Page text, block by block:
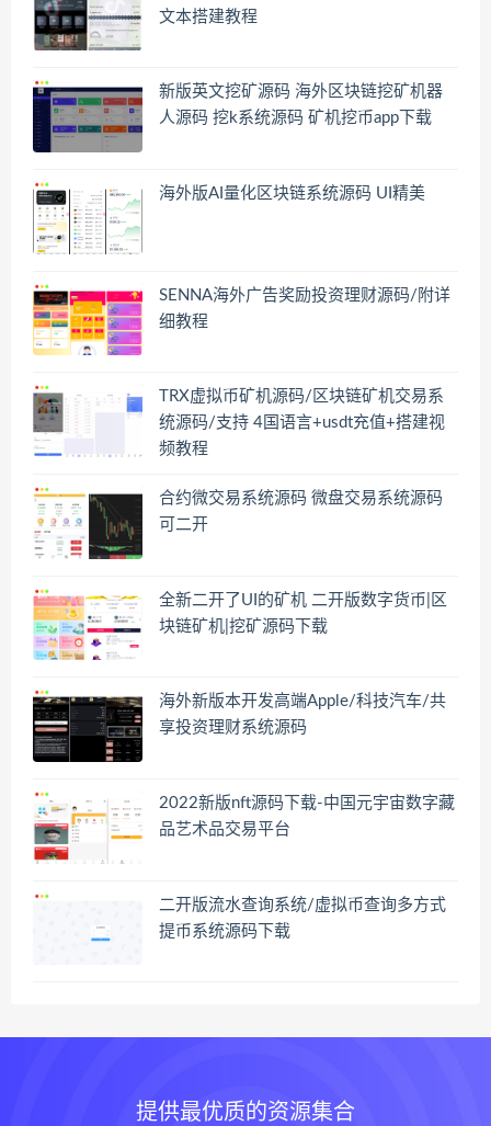
文本搭建教程
新版英文挖矿源码 海外区块链挖矿机器
人源码 挖k系统源码 矿机挖币app下载
海外版AI量化区块链系统源码 UI精美
SENNA海外广告奖励投资理财源码/附详
细教程
TRX虚拟币矿机源码/区块链矿机交易系
统源码/支持 4国语言+usdt充值+搭建视
频教程
合约微交易系统源码 微盘交易系统源码
可二开
全新二开了UI的矿机 二开版数字货币|区
块链矿机|挖矿源码下载
海外新版本开发高端Apple/科技汽车/共
享投资理财系统源码
2022新版nft源码下载-中国元宇宙数字藏
品艺术品交易平台
二开版流水查询系统/虚拟币查询多方式
提币系统源码下载
提供最优质的资源集合